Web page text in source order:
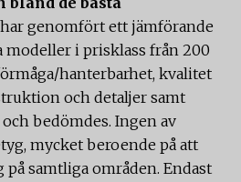
genomfört ett jämförande
modeller i prisklass från 200
hanterbarhet, kvalitet
och detaljer samt
bedömdes. Ingen av
mycket beroende på att
samtliga områden. Endast